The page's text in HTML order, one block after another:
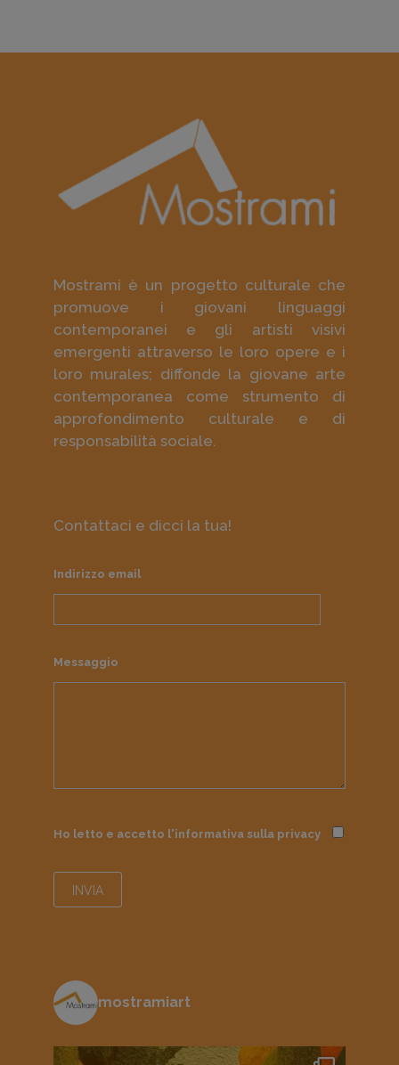
Mostrami è un progetto culturale che
promuove i giovani linguaggi
contemporanei e gli artisti visivi
emergenti attraverso le loro opere e i
loro murales; diffonde la giovane arte
contemporanea come strumento di
approfondimento culturale e di
responsabilità sociale.
Contattaci e dicci la tua!
Indirizzo email
Messaggio
Ho letto e accetto l'informativa sulla privacy
mostramiart